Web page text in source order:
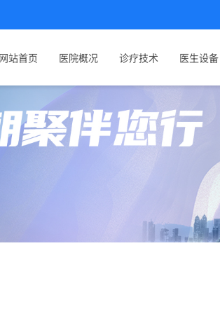
网站首页 医院概况 诊疗技术 医生设备